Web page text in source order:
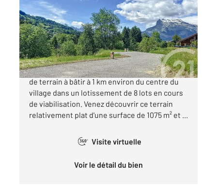
Ref : 803
Terrain à vendre
320 000 €
SAINT GERVAIS MONT-BLANC, belle parcelle
de terrain à bâtir à 1 km environ du centre du
village dans un lotissement de 8 lots en cours
de viabilisation. Venez découvrir ce terrain
relativement plat d'une surface de 1075 m² et ...
360° Visite virtuelle
Voir le détail du bien